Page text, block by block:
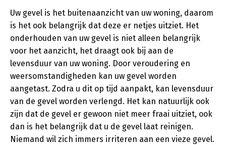
Uw gevel is het buitenaanzicht van uw woning, daarom
is het ook belangrijk dat deze er netjes uitziet. Het
onderhouden van uw gevel is niet alleen belangrijk
voor het aanzicht, het draagt ook bij aan de
levensduur van uw woning. Door veroudering en
weersomstandigheden kan uw gevel worden
aangetast. Zodra u dit op tijd aanpakt, kan levensduur
van de gevel worden verlengd. Het kan natuurlijk ook
zijn dat de gevel er gewoon niet meer fraai uitziet, ook
dan is het belangrijk dat u de gevel laat reinigen.
Niemand wil zich immers irriteren aan een vieze gevel.